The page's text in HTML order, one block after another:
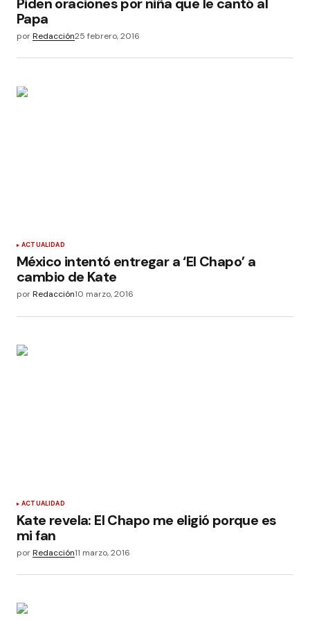
Papa
porRedacción25 febrero, 2016
ACTUALIDAD
México intentó entregar a ‘El Chapo’ a
cambio de Kate
porRedacción10 marzo, 2016
ACTUALIDAD
Kate revela: El Chapo me eligió porque es
mi fan
porRedacción11 marzo, 2016